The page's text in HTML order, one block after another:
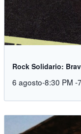
Rock Solidario:
6 agosto-8:30 PM -